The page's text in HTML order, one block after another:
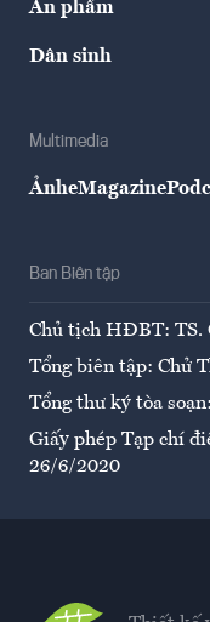
Ấn phẩm
Dân sinh
Multimedia
ẢnheMagazine
Ban Biên tập
Chủ tịch HĐBT: TS.
Tổng biên tập: Chử
Tổng thư ký tòa
Giấy phép Tạp chí
26/6/2020